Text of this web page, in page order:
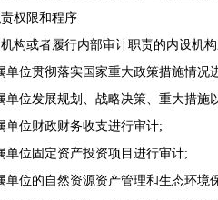
权限和程序
或者履行内部审计职责的内设机构
位贯彻落实国家重大政策措施情况
发展规划、战略决策、重大措施
位财政财务收支进行审计;
位固定资产投资项目进行审计;
的自然资源资产管理和生态环境